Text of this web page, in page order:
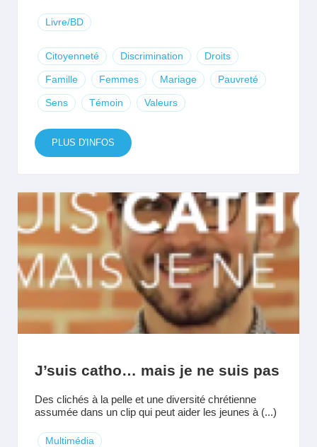
Livre/BD
Citoyenneté Discrimination Droits
Famille Femmes Mariage Pauvreté
Sens Témoin Valeurs
PLUS D'INFOS
J’suis catho… mais je ne suis pas
Des clichés à la pelle et une diversité chrétienne
assumée dans un clip qui peut aider les jeunes à (...)
Multimédia